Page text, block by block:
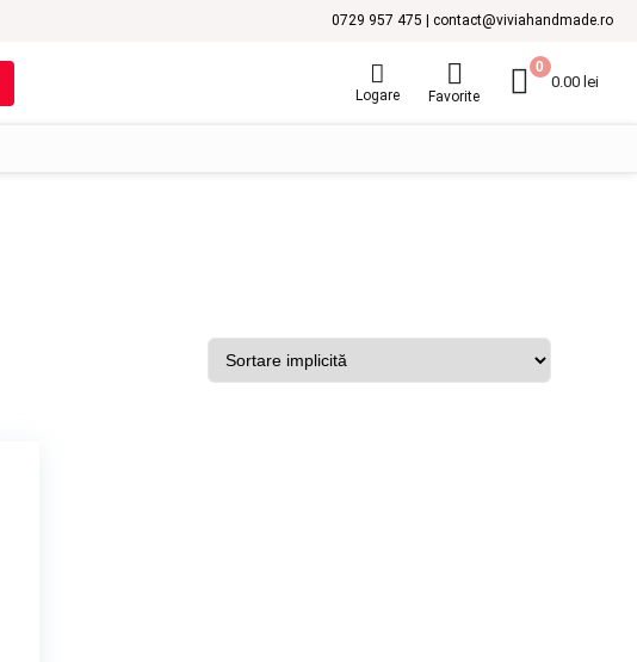
0729 957 475 | contact@viviahandmade.ro
Logare Favorite
0
0.00 lei